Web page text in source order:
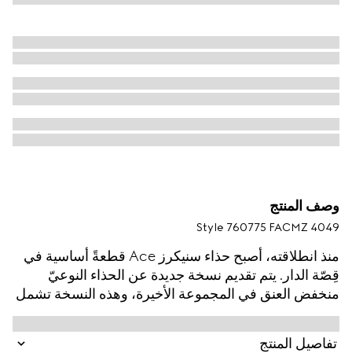
وصف المنتج
Style ‎760775 FACMZ 4049
منذ انطلاقته، أصبح حذاء سنيكرز Ace قطعةً أساسية في
قِصّة الدار. يتم تقديم نسخة جديدة عن الحذاء النوعيّ
منخفض العنق في المجموعة الأخيرة، وهذه النسخة تشمل
تفاصيل فريدة من نوعها. يتميّز الشكل بكانفاس GG
Supreme باللونين البيج والأزرق، بينما تلمع علامة معدنية
لشعار "ACE" فوق الإغلاق بأربطة. يكتمل التصميم بتقليمتفاصيل المنتج